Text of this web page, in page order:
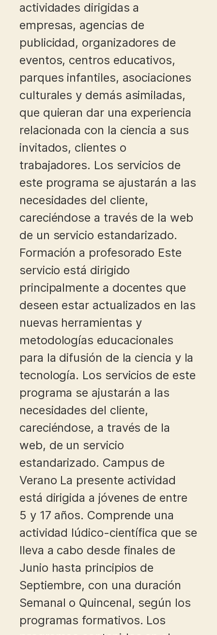
actividades dirigidas a
empresas, agencias de
publicidad, organizadores de
eventos, centros educativos,
parques infantiles, asociaciones
culturales y demás asimiladas,
que quieran dar una experiencia
relacionada con la ciencia a sus
invitados, clientes o
trabajadores. Los servicios de
este programa se ajustarán a las
necesidades del cliente,
careciéndose a través de la web
de un servicio estandarizado.
Formación a profesorado Este
servicio está dirigido
principalmente a docentes que
deseen estar actualizados en las
nuevas herramientas y
metodologías educacionales
para la difusión de la ciencia y la
tecnología. Los servicios de este
programa se ajustarán a las
necesidades del cliente,
careciéndose, a través de la
web, de un servicio
estandarizado. Campus de
Verano La presente actividad
está dirigida a jóvenes de entre
5 y 17 años. Comprende una
actividad lúdico-científica que se
lleva a cabo desde finales de
Junio hasta principios de
Septiembre, con una duración
Semanal o Quincenal, según los
programas formativos. Los